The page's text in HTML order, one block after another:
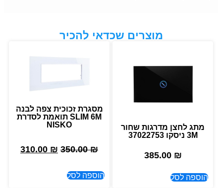
מוצרים שכדאי להכיר
מתג לחצן מדרגות שחור
3M ניסקו 37022753
385.00 ₪
הוספה לסל
מסגרת זכוכית צפה לבנה
SLIM 6M תואמת לסדרת
NISKO
350.00₪
310.00 ₪
הוספה לסל